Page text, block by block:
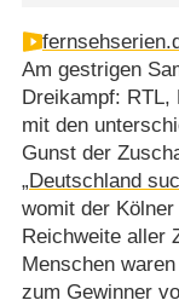
Am gestrigen
Dreikampf:
mit den
Gunst der
„Deutschland
womit der
Reichweite aller
Menschen
zum Gewinner